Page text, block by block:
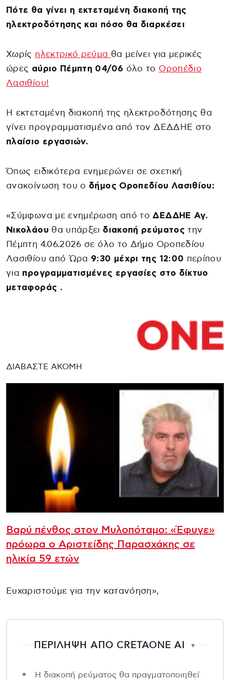
Πότε θα γίνει η εκτεταμένη διακοπή της
ηλεκτροδότησης και πόσο θα διαρκέσει
Χωρίς ηλεκτρικό ρεύμα θα μείνει για μερικές
ώρες αύριο Πέμπτη 04/06 όλο το Οροπέδιο
Λασιθίου!
Η εκτεταμένη διακοπή της ηλεκτροδότησης θα
γίνει προγραμματισμένα από τον ΔΕΔΔΗΕ στο
πλαίσιο εργασιών.
Όπως ειδικότερα ενημερώνει σε σχετική
ανακοίνωση του ο δήμος Οροπεδίου Λασιθίου:
«Σύμφωνα με ενημέρωση από τοΔΕΔΔΗΕ Αγ.
Νικολάου θα υπάρξει διακοπή ρεύματοςτην
Πέμπτη 4.06.2026 σε όλο το Δήμο Οροπεδίου
Λασιθίου από Ώρα 9:30 μέχρι της 12:00 περίπου
για προγραμματισμένες εργασίες στο δίκτυο
μεταφοράς .
ΔΙΑΒΑΣΤΕ ΑΚΟΜΗ
Βαρύ πένθος στον Μυλοπόταμο: «Έφυγε»
πρόωρα ο Αριστείδης Παρασχάκης σε
ηλικία 59 ετών
Ευχαριστούμε για την κατανόηση»,
ΠΕΡΙΛΗΨΗ ΑΠΟ CRETAONE AI ▼
Η διακοπή ρεύματος θα πραγματοποιηθεί